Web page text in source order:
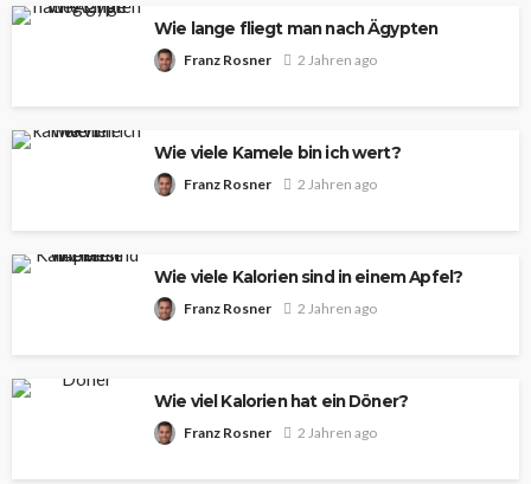
Wie lange fliegt man nach Ägypten
Franz Rosner 2 Jahren ago
Wie viele Kamele bin ich wert?
Franz Rosner 2 Jahren ago
Wie viele Kalorien sind in einem Apfel?
Franz Rosner 2 Jahren ago
Wie viel Kalorien hat ein Döner?
Franz Rosner 2 Jahren ago